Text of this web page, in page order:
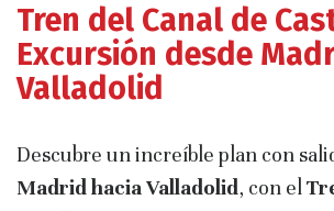
Tren del Canal de
Excursión desde
Valladolid
Descubre un increíble plan con
Madrid hacia Valladolid, con el